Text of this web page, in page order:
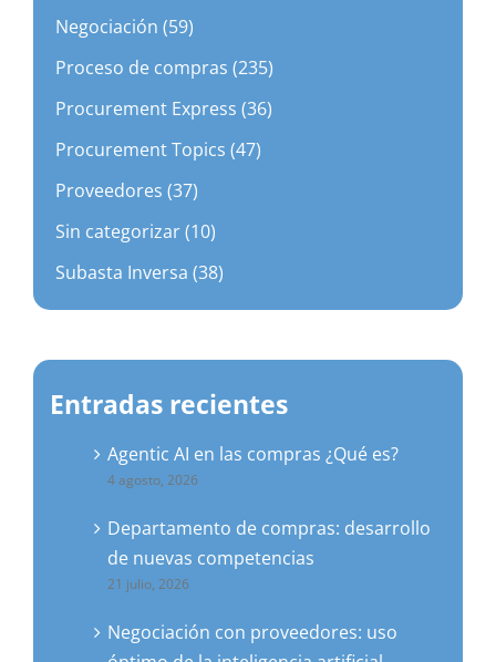
Negociación (59)
Proceso de compras (235)
Procurement Express (36)
Procurement Topics (47)
Proveedores (37)
Sin categorizar (10)
Subasta Inversa (38)
Entradas recientes
Agentic AI en las compras ¿Qué es?
4 agosto, 2026
Departamento de compras: desarrollo
de nuevas competencias
21 julio, 2026
Negociación con proveedores: uso